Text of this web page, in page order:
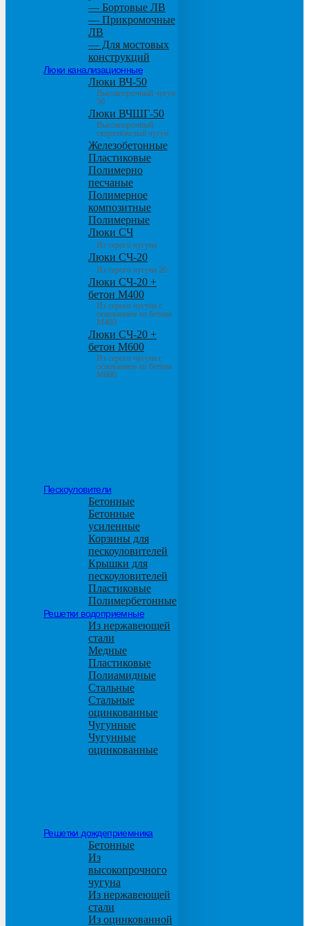
— Бортовые ЛВ
— Прикромочные
ЛВ
— Для мостовых
конструкций
Люки канализационные
Люки ВЧ-50
Высокопрочный чугун
50
Люки ВЧШГ-50
Высокопрочный
сверхтяжелый чугун
Железобетонные
Пластиковые
Полимерно
песчаные
Полимерное
композитные
Полимерные
Люки СЧ
Из серого чугуна
Люки СЧ-20
Из серого чугуна 20
Люки СЧ-20 +
бетон М400
Из серого чугуна с
основанием из бетона
М400
Люки СЧ-20 +
бетон М600
Из серого чугуна с
основанием из бетона
М600
Пескоуловители
Бетонные
Бетонные
усиленные
Корзины для
пескоуловителей
Крышки для
пескоуловителей
Пластиковые
Полимербетонные
Решетки водоприемные
Из нержавеющей
стали
Медные
Пластиковые
Полиамидные
Стальные
Стальные
оцинкованные
Чугунные
Чугунные
оцинкованные
Решетки дождеприемника
Бетонные
Из
высокопрочного
чугуна
Из нержавеющей
стали
Из оцинкованной